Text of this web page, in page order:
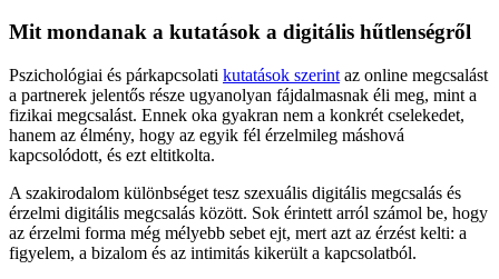
Mit mondanak a kutatások a digitális hűtlenségről
Pszichológiai és párkapcsolati kutatások szerint az online megcsalást
a partnerek jelentős része ugyanolyan fájdalmasnak éli meg, mint a
fizikai megcsalást. Ennek oka gyakran nem a konkrét cselekedet,
hanem az élmény, hogy az egyik fél érzelmileg máshová
kapcsolódott, és ezt eltitkolta.
A szakirodalom különbséget tesz szexuális digitális megcsalás és
érzelmi digitális megcsalás között. Sok érintett arról számol be, hogy
az érzelmi forma még mélyebb sebet ejt, mert azt az érzést kelti: a
figyelem, a bizalom és az intimitás kikerült a kapcsolatból.